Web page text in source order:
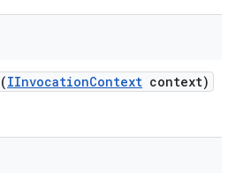
(IInvocationContext context)